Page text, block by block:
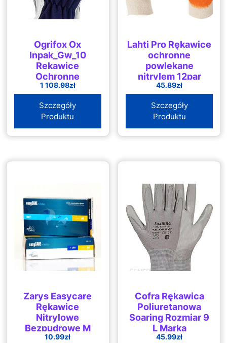
Ogrifox Ox
Inpak_Gw_10
Rekawice
Ochronne
Rekawice Robocze
Rozmiar 10 72 Pary
1 108.98zł
Szczegóły
Produktu
Lahti Pro Rękawice
ochronne
powlekane
nitrylem 12par
rozmiar 9, LahtiPro
45.89zł
Szczegóły
Produktu
Zarys Easycare
Rękawice
Nitrylowe
Bezpudrowe M
100Szt.
10.99zł
Cofra Rękawica
Poliuretanowa
Soaring Rozmiar 9
L Marka
45.99zł